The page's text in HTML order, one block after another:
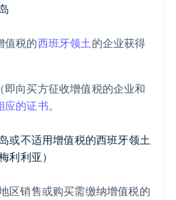
值税的西班牙领土的企业获得
向买方征收增值税的企业和
应的证书。
或不适用增值税的西班牙领土
利利亚）
区销售或购买需缴纳增值税的